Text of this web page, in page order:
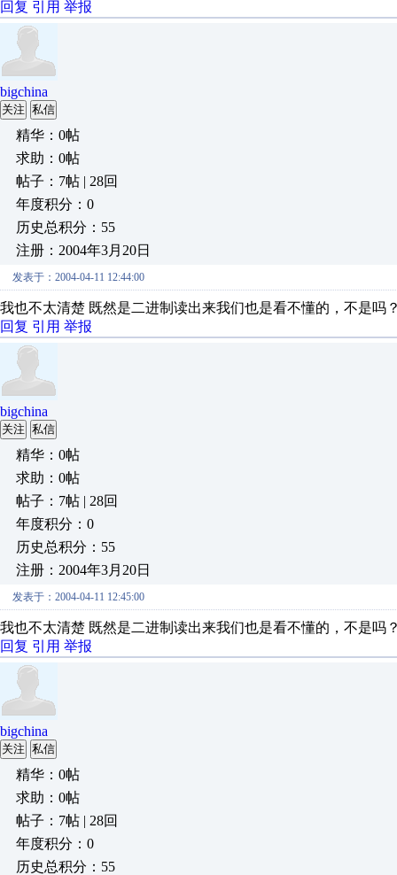
回复 引用 举报
bigchina
关注 私信
精华：0帖
求助：0帖
帖子：7帖 | 28回
年度积分：0
历史总积分：55
注册：2004年3月20日
发表于：2004-04-11 12:44:00
我也不太清楚 既然是二进制读出来我们也是看不懂的，不是吗
回复 引用 举报
bigchina
关注 私信
精华：0帖
求助：0帖
帖子：7帖 | 28回
年度积分：0
历史总积分：55
注册：2004年3月20日
发表于：2004-04-11 12:45:00
我也不太清楚 既然是二进制读出来我们也是看不懂的，不是吗
回复 引用 举报
bigchina
关注 私信
精华：0帖
求助：0帖
帖子：7帖 | 28回
年度积分：0
历史总积分：55